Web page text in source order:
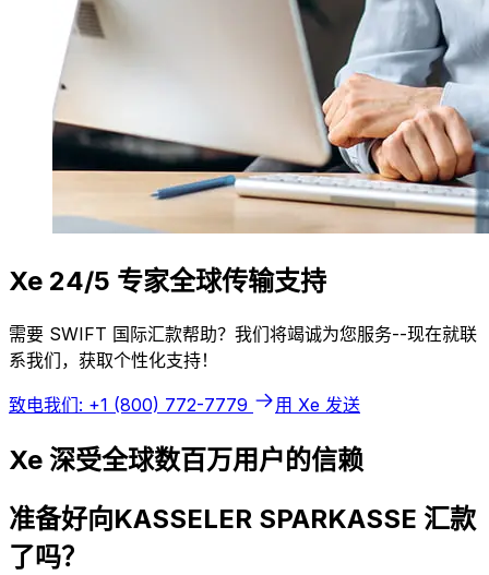
Xe 24/5 专家全球传输支持
需要 SWIFT 国际汇款帮助？我们将竭诚为您服务--现在就联
系我们，获取个性化支持！
致电我们: +1 (800) 772-7779 用 Xe 发送
Xe 深受全球数百万用户的信赖
准备好向KASSELER SPARKASSE 汇款
了吗？